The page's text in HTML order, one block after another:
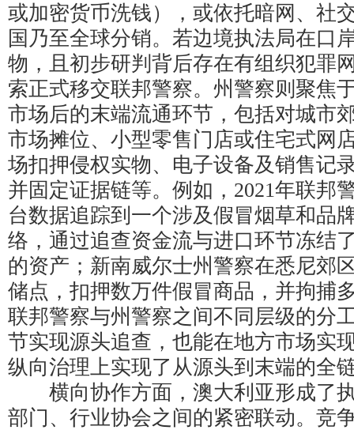
或加密货币洗钱），或依托暗网、社
国乃至全球分销。若边境执法局在口
物，且初步研判背后存在有组织犯罪
索正式移交联邦警察。州警察则聚焦
市场后的末端流通环节，包括对城市
市场摊位、小型零售门店或住宅式网
场扣押侵权实物、电子设备及销售记
并固定证据链等。例如，2021年联邦
台数据追踪到一个涉及假冒烟草和品
络，通过追查资金流与进口环节冻结
的资产；新南威尔士州警察在悉尼郊
储点，扣押数万件假冒商品，并拘捕
联邦警察与州警察之间不同层级的分
节实现源头追查，也能在地方市场实
纵向治理上实现了从源头到末端的全
横向协作方面，澳大利亚形成了
部门、行业协会之间的紧密联动。竞